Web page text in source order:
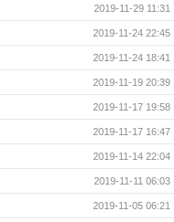
2019-11-29 11:31
2019-11-24 22:45
2019-11-24 18:41
2019-11-19 20:39
2019-11-17 19:58
2019-11-17 16:47
2019-11-14 22:04
2019-11-11 06:03
2019-11-05 06:21